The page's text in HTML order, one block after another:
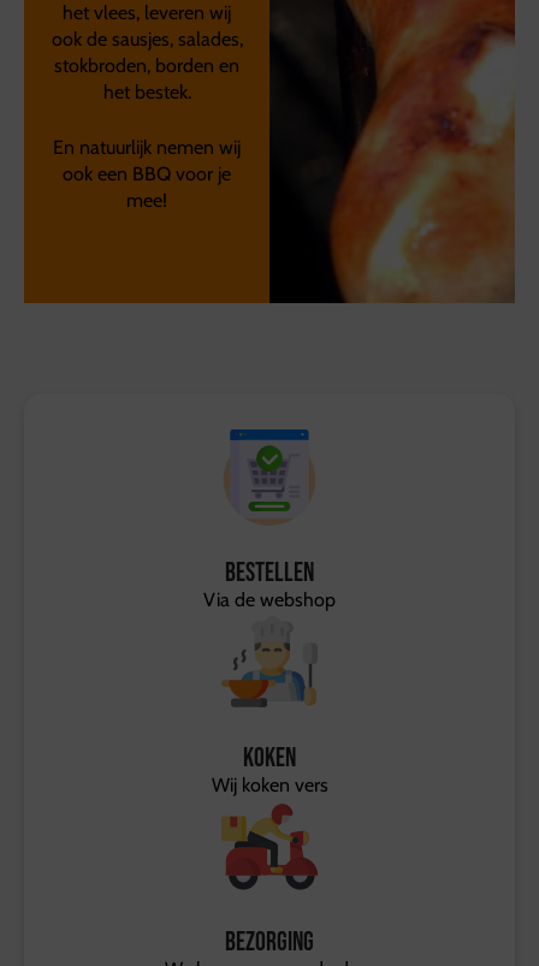
het vlees, leveren wij
ook de sausjes, salades,
stokbroden, borden en
het bestek.
En natuurlijk nemen wij
ook een BBQ voor je
mee!
Bestellen
Via de webshop
Koken
Wij koken vers
Bezorging